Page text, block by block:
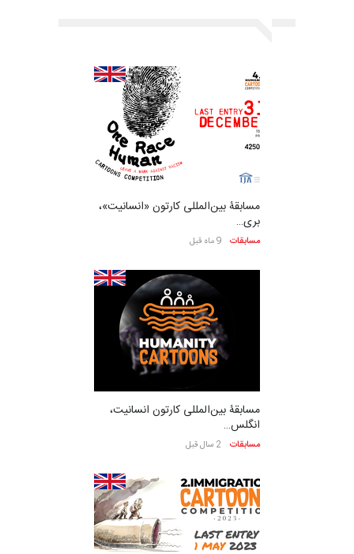
مسابقۀ بین‌المللی کارتون «انسانیت»،
بری…
مسابقات 9 ماه قبل
مسابقۀ بین‌المللی کارتون انسانیت،
انگلس…
مسابقات 2 سال قبل